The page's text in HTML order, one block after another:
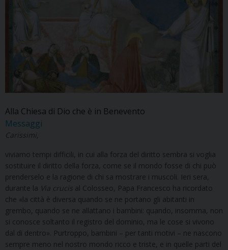
Alla Chiesa di Dio che è in Benevento
Messaggi
Carissimi,
viviamo tempi difficili, in cui alla forza del diritto sembra si voglia
sostituire il diritto della forza, come se il mondo fosse di chi può
prenderselo e la ragione di chi sa mostrare i muscoli. Ieri sera,
durante la Via crucis al Colosseo, Papa Francesco ha ricordato
che «la città è diversa quando se ne portano gli abitanti in
grembo, quando se ne allattano i bambini: quando, insomma, non
si conosce soltanto il registro del dominio, ma le cose si vivono
dal di dentro». Purtroppo, bambini – per tanti motivi – ne nascono
sempre meno nel nostro mondo ricco e triste, e in quelle parti del